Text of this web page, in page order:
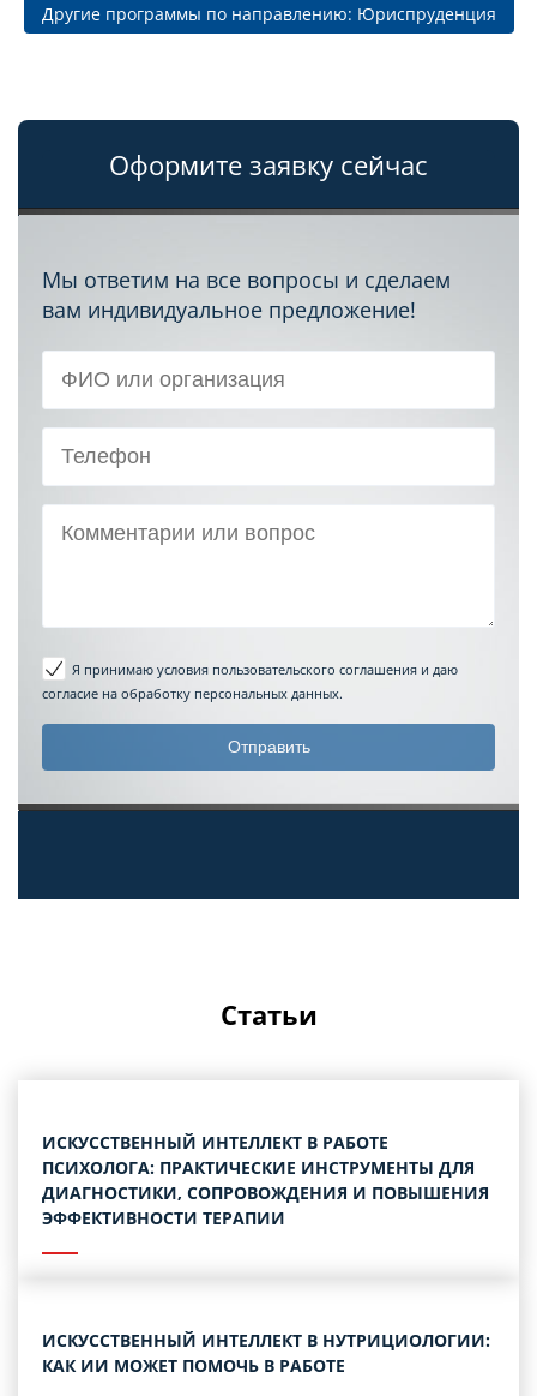
Другие программы по направлению: Юриспруденция
Оформите заявку сейчас
Мы ответим на все вопросы и сделаем
вам индивидуальное предложение!
Я принимаю условия пользовательского соглашения и даю
согласие на обработку персональных данных.
Статьи
ИСКУССТВЕННЫЙ ИНТЕЛЛЕКТ В РАБОТЕ
ПСИХОЛОГА: ПРАКТИЧЕСКИЕ ИНСТРУМЕНТЫ ДЛЯ
ДИАГНОСТИКИ, СОПРОВОЖДЕНИЯ И ПОВЫШЕНИЯ
ЭФФЕКТИВНОСТИ ТЕРАПИИ
ИСКУССТВЕННЫЙ ИНТЕЛЛЕКТ В НУТРИЦИОЛОГИИ:
КАК ИИ МОЖЕТ ПОМОЧЬ В РАБОТЕ